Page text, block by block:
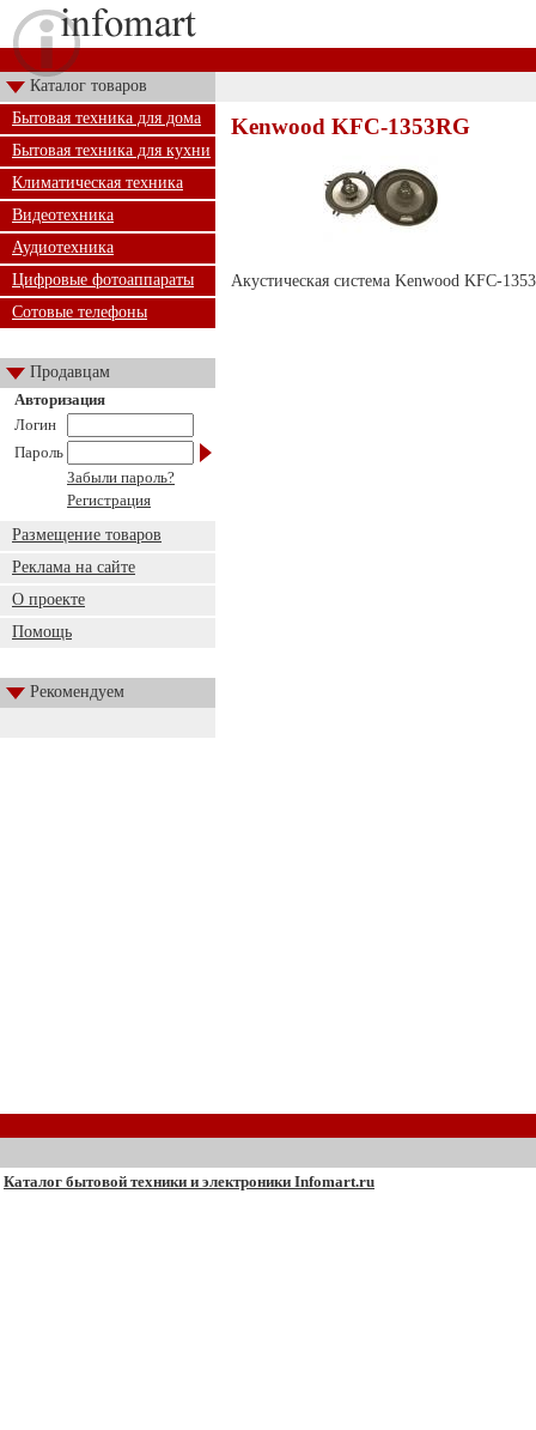
Каталог товаров
Бытовая техника для дома
Бытовая техника для кухни
Климатическая техника
Видеотехника
Аудиотехника
Цифровые фотоаппараты
Сотовые телефоны
Продавцам
Авторизация
Логин
Пароль
Забыли пароль?
Регистрация
Размещение товаров
Реклама на сайте
О проекте
Помощь
Рекомендуем
Kenwood KFC-1353RG
Акустическая система Kenwood KFC-
Каталог бытовой техники и электроники Infomart.ru